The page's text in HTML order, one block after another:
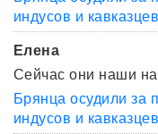
индусов и кавказцев
Елена
Сейчас они наши
Брянца осудили за
индусов и кавказцев